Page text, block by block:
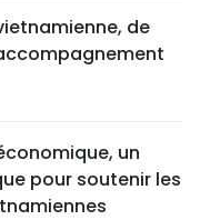
de
un
pour soutenir les